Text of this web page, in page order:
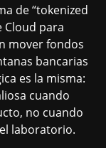
de “tokenized
Cloud para
mover fondos
bancarias
es la misma:
cuando
no cuando
laboratorio.